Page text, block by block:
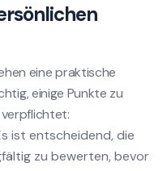
eine praktische
einige Punkte zu
ist entscheidend, die
zu bewerten, bevor